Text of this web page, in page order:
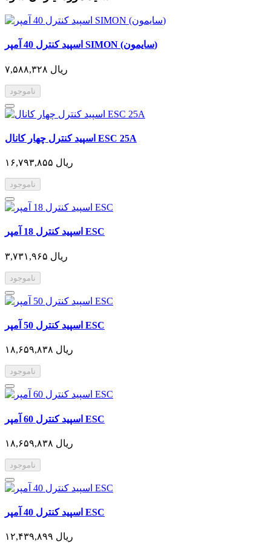
اسپید کنترل 40 آمپر SIMON (سایمون)
۷,۵۸۸,۳۲۸ ریال
ناموجود
اسپید کنترل چهار کانال ESC 25A
۱۶,۷۹۳,۸۵۵ ریال
ناموجود
اسپید کنترل 18 آمپر ESC
۳,۷۳۱,۹۶۵ ریال
ناموجود
اسپید کنترل 50 آمپر ESC
۱۸,۶۵۹,۸۳۸ ریال
ناموجود
اسپید کنترل 60 آمپر ESC
۱۸,۶۵۹,۸۳۸ ریال
ناموجود
اسپید کنترل 40 آمپر ESC
۱۲,۴۳۹,۸۹۹ ریال